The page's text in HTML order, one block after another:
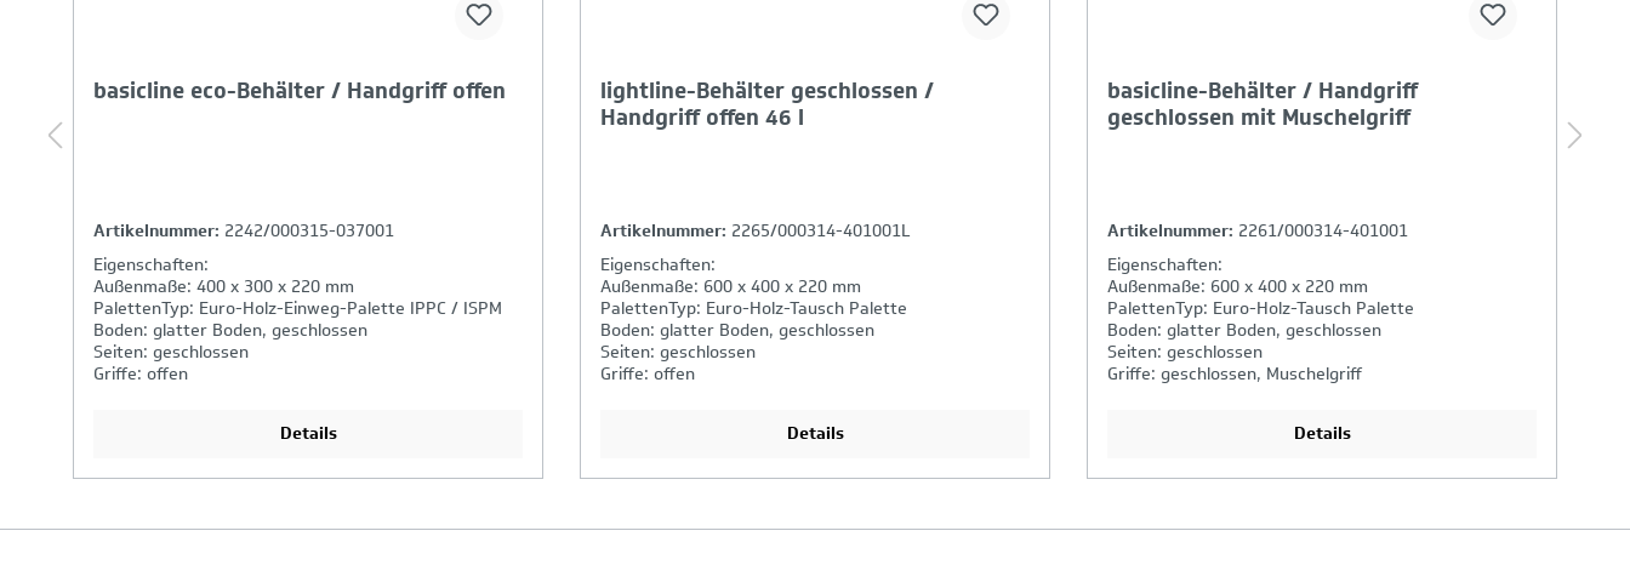
basicline eco-Behälter / Handgriff offen
Artikelnummer: 2242/000315-037001
Eigenschaften:
Außenmaße: 400 x 300 x 220 mm
PalettenTyp: Euro-Holz-Einweg-Palette IPPC / ISPM
Boden: glatter Boden, geschlossen
Seiten: geschlossen
Griffe: offen
Details
lightline-Behälter geschlossen /
Handgriff offen 46 l
Artikelnummer: 2265/000314-401001L
Eigenschaften:
Außenmaße: 600 x 400 x 220 mm
PalettenTyp: Euro-Holz-Tausch Palette
Boden: glatter Boden, geschlossen
Seiten: geschlossen
Griffe: offen
Details
basicline-Behälter / Handgriff
geschlossen mit Muschelgriff
Artikelnummer: 2261/000314-401001
Eigenschaften:
Außenmaße: 600 x 400 x 220 mm
PalettenTyp: Euro-Holz-Tausch Palette
Boden: glatter Boden, geschlossen
Seiten: geschlossen
Griffe: geschlossen, Muschelgriff
Details